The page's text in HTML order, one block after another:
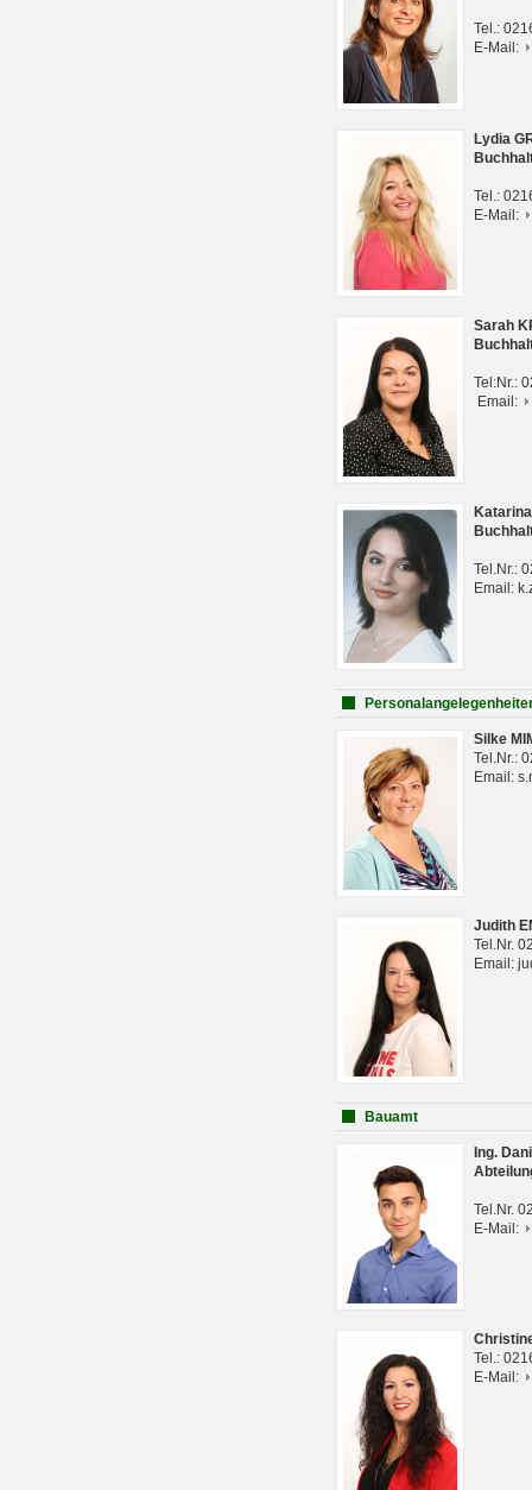
Tel.:
E-Mail:
Lydia
Tel.:
E-Mail:
Sarah
Tel:Nr.:
Email:
Tel.Nr.:
Email:
Silke
Tel.Nr.:
Email:
Judith
Tel.Nr.
Email:
Bauamt
Ing.
Tel.Nr.
E-Mail:
Tel.:
E-Mail: